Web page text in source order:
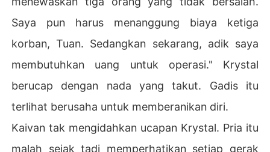
Saya pun harus menanggung biaya ketiga
korban, Tuan. Sedangkan sekarang, adik saya
membutuhkan uang untuk operasi." Krystal
berucap dengan nada yang takut. Gadis itu
terlihat berusaha untuk memberanikan diri.
Kaivan tak mengidahkan ucapan Krystal. Pria itu
malah sejak tadi memperhatikan setiap gerak